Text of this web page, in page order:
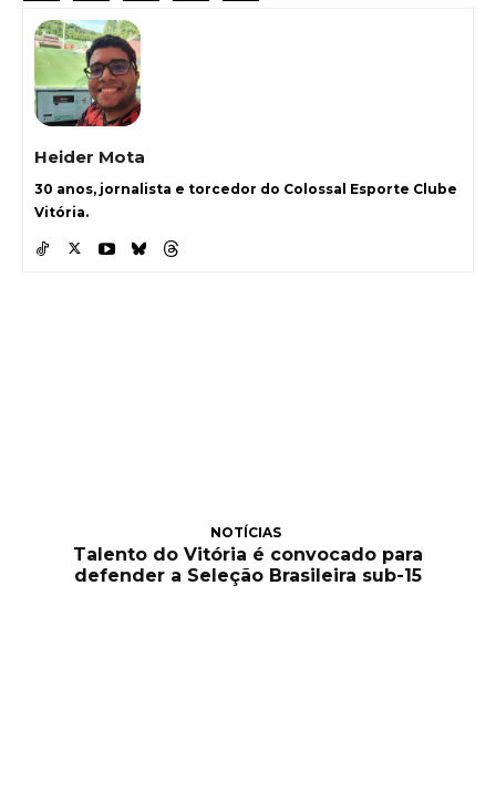
Heider Mota
30 anos, jornalista e torcedor do Colossal Esporte Clube
Vitória.
NOTÍCIAS
Talento do Vitória é convocado para
defender a Seleção Brasileira sub-15